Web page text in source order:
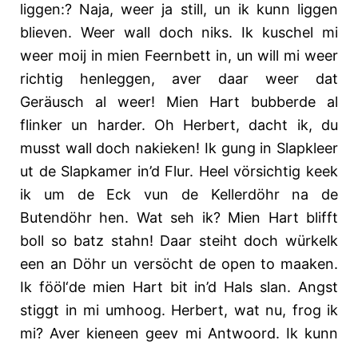
liggen:? Naja, weer ja still, un ik kunn liggen
blieven. Weer wall doch niks. Ik kuschel mi
weer moij in mien Feernbett in, un will mi weer
richtig henleggen, aver daar weer dat
Geräusch al weer! Mien Hart bubberde al
flinker un harder. Oh Herbert, dacht ik, du
musst wall doch nakieken! Ik gung in Slapkleer
ut de Slapkamer in’d Flur. Heel vörsichtig keek
ik um de Eck vun de Kellerdöhr na de
Butendöhr hen. Wat seh ik? Mien Hart blifft
boll so batz stahn! Daar steiht doch würkelk
een an Döhr un versöcht de open to maaken.
Ik fööl‘de mien Hart bit in’d Hals slan. Angst
stiggt in mi umhoog. Herbert, wat nu, frog ik
mi? Aver kieneen geev mi Antwoord. Ik kunn